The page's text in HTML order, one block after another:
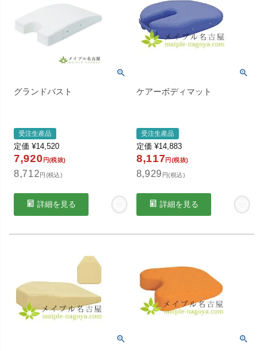
グランドバスト
受注生産品
定価 ¥14,520
7,920 円(税抜)
8,712円(税込)
詳細を見る
ケアーボディマット
受注生産品
定価 ¥14,883
8,117円(税抜)
8,929 円(税込)
詳細を見る